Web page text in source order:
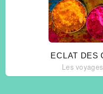
ECLAT DES
Les voyages